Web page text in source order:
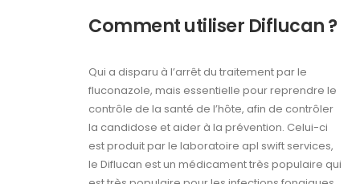
Comment utiliser Diflucan ?
Qui a disparu à l’arrêt du traitement par le
fluconazole, mais essentielle pour reprendre le
contrôle de la santé de l’hôte, afin de contrôler
la candidose et aider à la prévention. Celui-ci
est produit par le laboratoire apl swift services,
le Diflucan est un médicament très populaire qui